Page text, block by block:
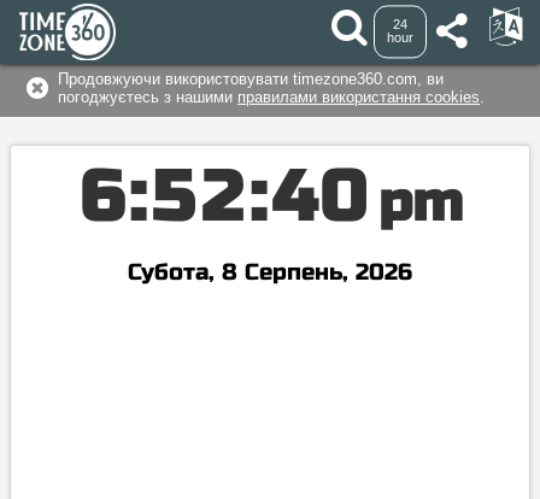
24
hour
Продовжуючи використовувати timezone360.com, ви
погоджуєтесь з нашими правилами використання cookies
6:52:40 pm
Субота, 8 Серпень, 2026